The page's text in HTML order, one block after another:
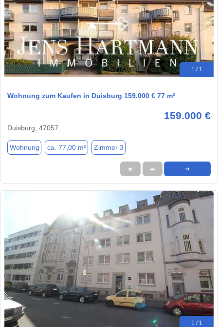
1 / 1
Wohnung zum Kaufen in Duisburg 159.000 € 77 m²
159.000 €
Duisburg, 47057
Wohnung ca. 77,00 m² Zimmer 3
★ ➦ ➜
1 / 1